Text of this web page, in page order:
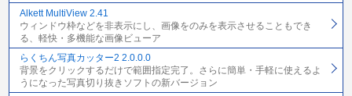
Alkett MultiView 2.41
ウィンドウ枠などを非表示にし、画像をのみを表示させることもでき
る、軽快・多機能な画像ビューア
らくちん写真カッター2 2.0.0.0
背景をクリックするだけで範囲指定完了。さらに簡単・手軽に使えるよ
うになった写真切り抜きソフトの新バージョン